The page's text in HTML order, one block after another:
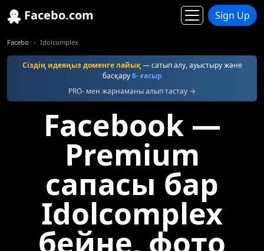
Facebo.com Sign Up
Facebo Idolcomplex
Сіздің идеяңыз доменге лайық— сатып алу, ауыстыру және
басқару6- ғасыр
PRO- мен жарнаманы алып тастау →
Facebook —
Premium
сапасы бар
Idolcomplex
бейне, фото